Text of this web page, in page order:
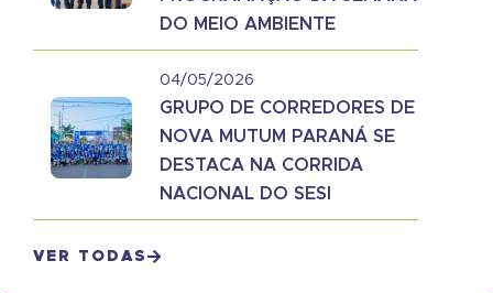
DO MEIO AMBIENTE
04/05/2026
GRUPO DE CORREDORES DE
NOVA MUTUM PARANÁ SE
DESTACA NA CORRIDA
NACIONAL DO SESI
VER TODAS